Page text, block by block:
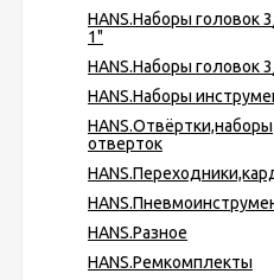
HANS.Наборы головок
1"
HANS.Наборы головок
HANS.Наборы
HANS.Отвёртки,наборы
отверток
HANS.Разное
HANS.Ремкомплекты